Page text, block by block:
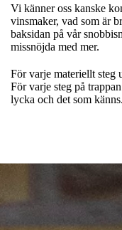
Vi känner oss kanske
vinsmaker, vad som är
baksidan på vår
missnöjda med mer.
För varje materiellt steg
För varje steg på
lycka och det som känns.